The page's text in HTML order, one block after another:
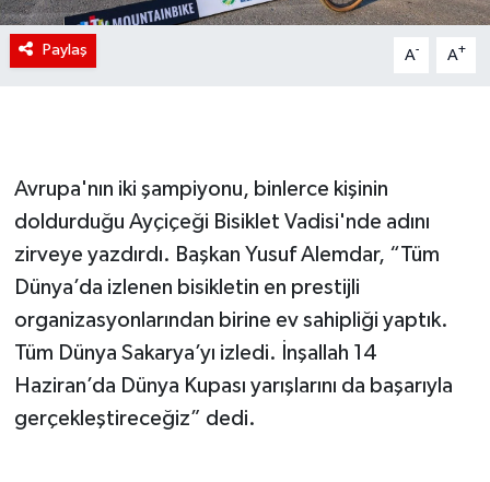
Paylaş A- A+
Avrupa'nın iki şampiyonu, binlerce kişinin
doldurduğu Ayçiçeği Bisiklet Vadisi'nde adını
zirveye yazdırdı. Başkan Yusuf Alemdar, “Tüm
Dünya’da izlenen bisikletin en prestijli
organizasyonlarından birine ev sahipliği yaptık.
Tüm Dünya Sakarya’yı izledi. İnşallah 14
Haziran’da Dünya Kupası yarışlarını da başarıyla
gerçekleştireceğiz” dedi.